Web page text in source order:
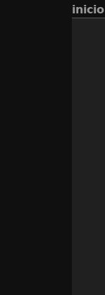
inicio